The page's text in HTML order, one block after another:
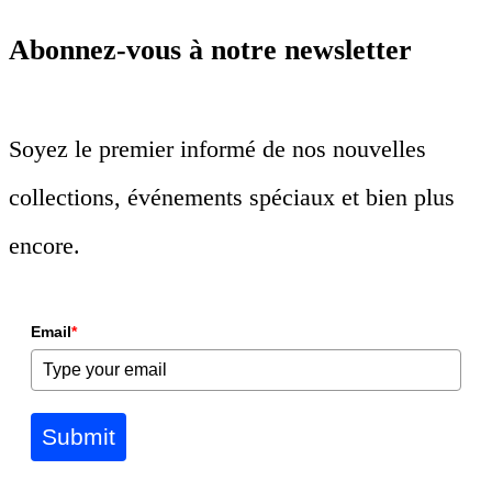
Abonnez-vous à notre newsletter
Soyez le premier informé de nos nouvelles
collections, événements spéciaux et bien plus
encore.
Email*
Submit